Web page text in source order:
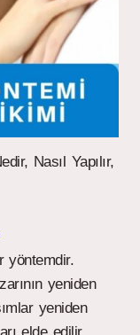
Nasıl Yapılır,
yöntemdir.
yeniden
yeniden